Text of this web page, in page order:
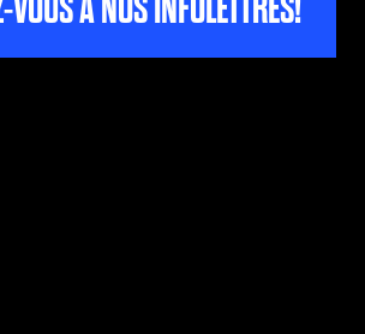
VOUS À NOS INFOLETTRES!